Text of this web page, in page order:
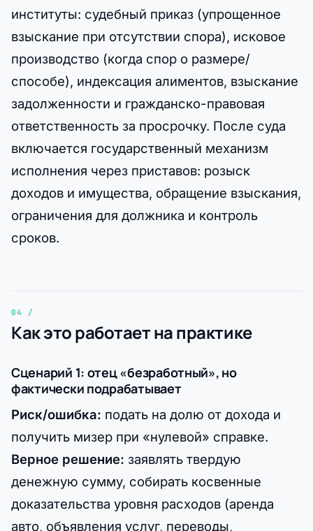
институты: судебный приказ (упрощенное
взыскание при отсутствии спора), исковое
производство (когда спор о размере/
способе), индексация алиментов, взыскание
задолженности и гражданско-правовая
ответственность за просрочку. После суда
включается государственный механизм
исполнения через приставов: розыск
доходов и имущества, обращение взыскания,
ограничения для должника и контроль
сроков.
Как это работает на практике
Сценарий 1: отец «безработный», но
фактически подрабатывает
Риск/ошибка: подать на долю от дохода и
получить мизер при «нулевой» справке.
Верное решение: заявлять твердую
денежную сумму, собирать косвенные
доказательства уровня расходов (аренда
авто, объявления услуг, переводы,